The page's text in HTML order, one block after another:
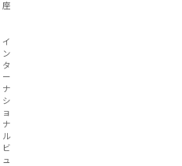
座
イ
ン
タ
ー
ナ
シ
ョ
ナ
ル
ビ
ュ